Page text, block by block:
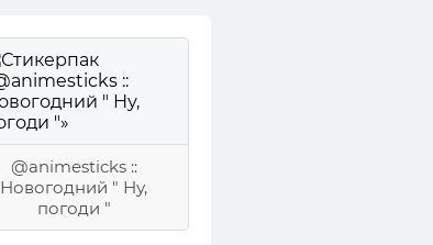
@animesticks ::
Новогодний " Ну,
погоди "